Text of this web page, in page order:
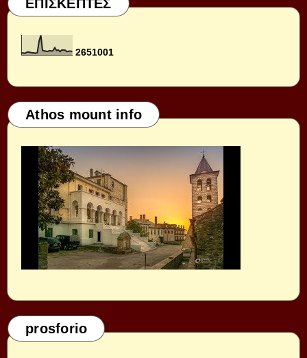
ΕΠΙΣΚΕΠΤΕΣ
2651001
Athos mount info
prosforio